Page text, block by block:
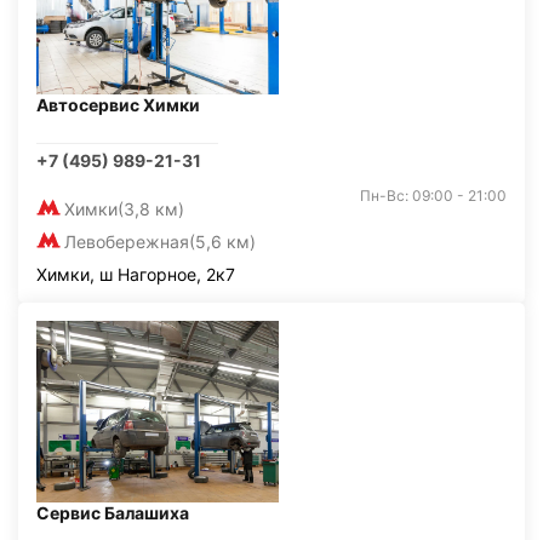
Автосервис Химки
+7 (495) 989-21-31
Химки(3,8 км)
Левобережная(5,6 км)
Пн-Вс: 09:00 - 21:00
Химки, ш Нагорное, 2к7
Сервис Балашиха